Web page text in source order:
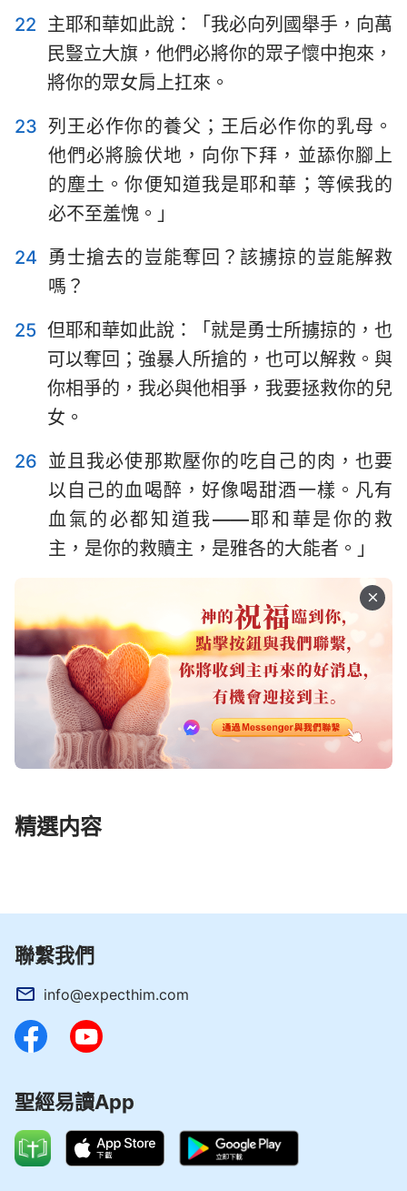
22 主耶和華如此說：「我必向列國舉手，向萬
民豎立大旗，他們必將你的眾子懷中抱來，
將你的眾女肩上扛來。
23 列王必作你的養父；王后必作你的乳母。
他們必將臉伏地，向你下拜，並舔你腳上
的塵土。你便知道我是耶和華；等候我的
必不至羞愧。」
24
勇士搶去的豈能奪回？該擄掠的豈能解救
嗎？
25 但耶和華如此說：「就是勇士所擄掠的，也
可以奪回；強暴人所搶的，也可以解救。與
你相爭的，我必與他相爭，我要拯救你的兒
女。
26 並且我必使那欺壓你的吃自己的肉，也要
以自己的血喝醉，好像喝甜酒一樣。凡有
血氣的必都知道我——耶和華是你的救
主，是你的救贖主，是雅各的大能者。」
精選内容
聯繫我們
info@expecthim.com
聖經易讀App